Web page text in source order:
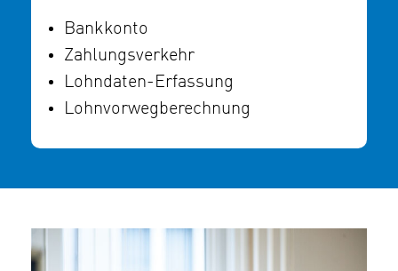
Bankkonto
Zahlungsverkehr
Lohndaten-Erfassung
Lohnvorwegberechnung